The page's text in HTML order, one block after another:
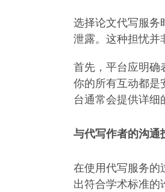
选择论文代写服务
泄露。这种担忧并
首先，平台应明确
你的所有互动都是
台通常会提供详细
与代写作者的沟通
在使用代写服务的
出符合学术标准的